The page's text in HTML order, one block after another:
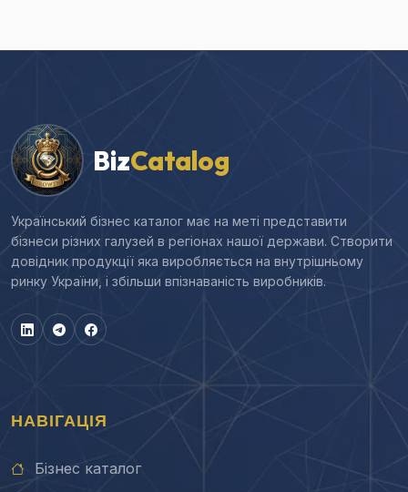
BizCatalog
Український бізнес каталог має на меті представити
бізнеси різних галузей в регіонах нашої держави. Створити
довідник продукції яка виробляється на внутрішньому
ринку України, і збільши впізнаваність виробників.
НАВІГАЦІЯ
Бізнес каталог